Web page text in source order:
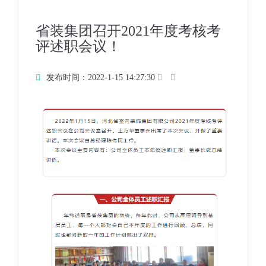
省装集团召开2021年度考核考
评述职会议！
发布时间：2022-1-15 14:27:30